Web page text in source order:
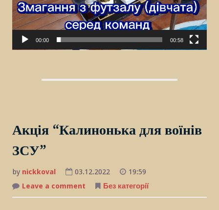
00:00 00:58
Акція “Калинонька для воїнів
ЗСУ”
by nickkoval 03.12.2022
19:59
Leave a comment
“Калинонька
Без категорії